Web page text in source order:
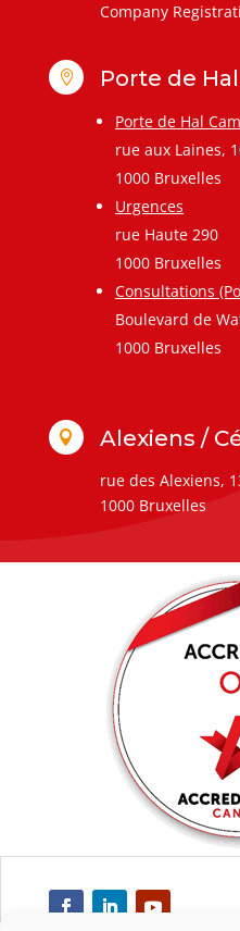
Company
 Porte de Hal
Porte de Hal
rue aux Laines,
1000 Bruxelles
Urgences
rue Haute 290
1000 Bruxelles
Consultations
Boulevard de
1000 Bruxelles
 Alexiens /
rue des Alexiens,
1000 Bruxelles